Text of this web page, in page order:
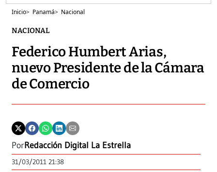
Inicio> Panamá> Nacional
NACIONAL
Federico Humbert Arias,
nuevo Presidente de la Cámara
de Comercio
PorRedacción Digital La Estrella
31/03/2011 21:38